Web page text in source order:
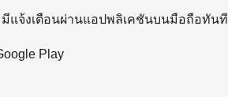
แจ้งเตือนผ่านแอปพลิเคชันบนมือถือทันที
Play